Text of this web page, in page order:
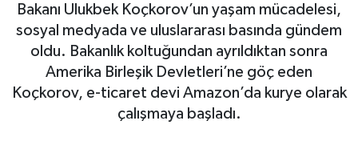
Bakanı Ulukbek Koçkorov’un yaşam mücadelesi,
sosyal medyada ve uluslararası basında gündem
oldu. Bakanlık koltuğundan ayrıldıktan sonra
Amerika Birleşik Devletleri’ne göç eden
Koçkorov, e-ticaret devi Amazon’da kurye olarak
çalışmaya başladı.
Otovitrin
Asayiş
Magazin
Haber Arşivi